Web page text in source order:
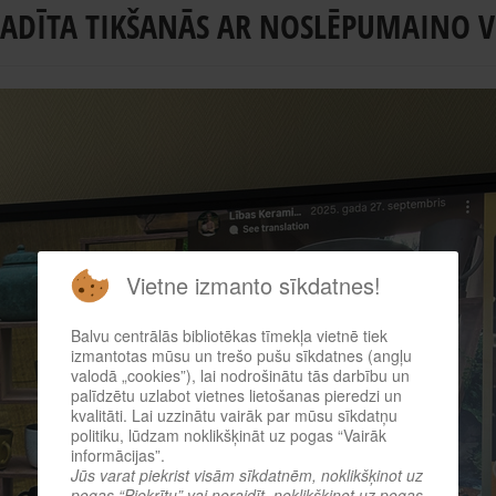
TIKŠANĀS AR NOSLĒPUMAINO
Vietne izmanto sīkdatnes!
Balvu centrālās bibliotēkas tīmekļa vietnē tiek
izmantotas mūsu un trešo pušu sīkdatnes (angļu
valodā „cookies”), lai nodrošinātu tās darbību un
palīdzētu uzlabot vietnes lietošanas pieredzi un
kvalitāti. Lai uzzinātu vairāk par mūsu sīkdatņu
politiku, lūdzam noklikšķināt uz pogas “Vairāk
informācijas”.
Jūs varat piekrist visām sīkdatnēm, noklikšķinot uz